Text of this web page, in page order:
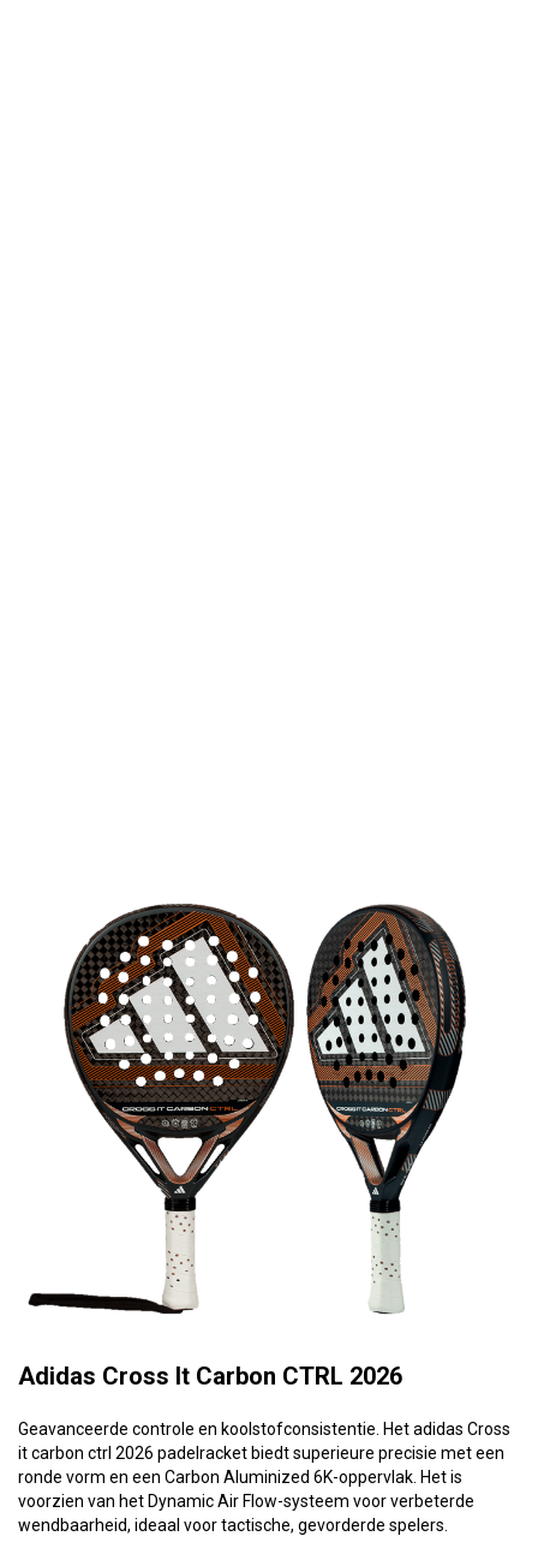
Adidas Cross It Carbon CTRL 2026
Geavanceerde controle en koolstofconsistentie. Het adidas Cross
it carbon ctrl 2026 padelracket biedt superieure precisie met een
ronde vorm en een Carbon Aluminized 6K-oppervlak. Het is
voorzien van het Dynamic Air Flow-systeem voor verbeterde
wendbaarheid, ideaal voor tactische, gevorderde spelers.